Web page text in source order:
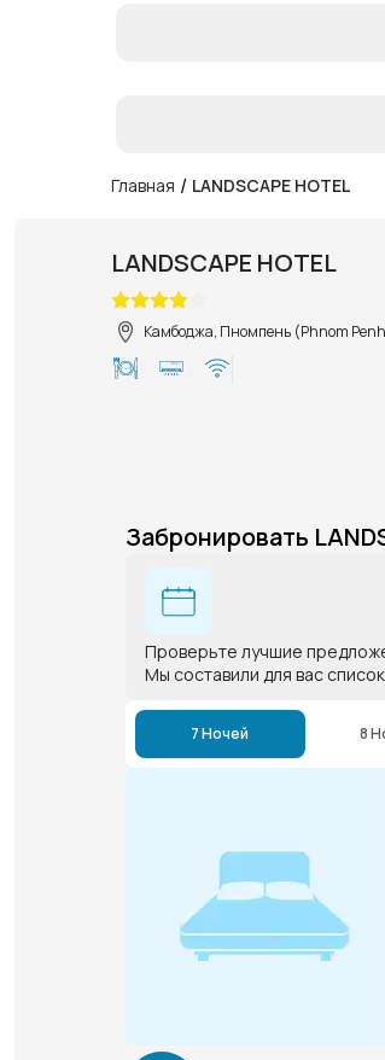
Главная / LANDSCAPE HOTEL
LANDSCAPE HOTEL
Камбоджа, Пномпень (Phnom
Забронировать
Проверьте лучшие
Мы составили для вас
7 Ночей 8